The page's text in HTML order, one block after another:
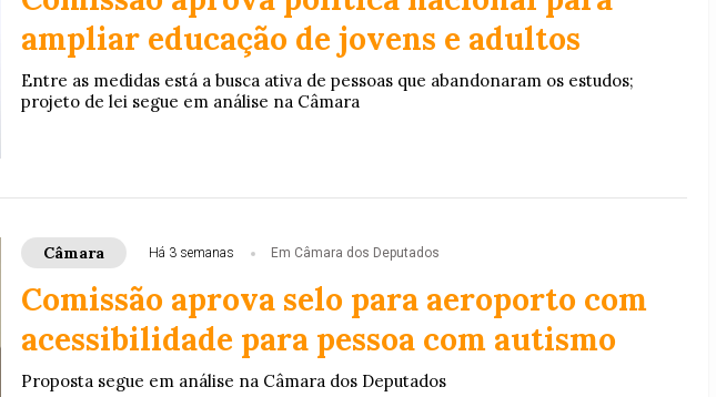
ampliar educação de jovens e adultos
Entre as medidas está a busca ativa de pessoas que abandonaram os estudos;
projeto de lei segue em análise na Câmara
Câmara Há 3 semanas Em Câmara dos Deputados
Comissão aprova selo para aeroporto com
acessibilidade para pessoa com autismo
Proposta segue em análise na Câmara dos Deputados